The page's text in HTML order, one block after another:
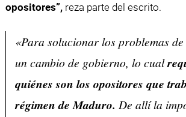
opositores”, reza parte del escrito.
«Para solucionar los problemas de
un cambio de gobierno, lo cual
quiénes son los opositores que
régimen de Maduro. De allí la